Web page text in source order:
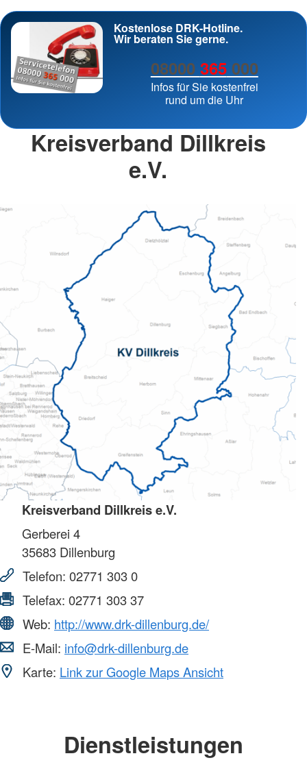
Kostenlose DRK-Hotline.
Wir beraten Sie gerne.
08000 365000
Infos für Sie kostenfrei
rund um die Uhr
Kreisverband Dillkreis
e.V.
Kreisverband Dillkreis e.V.
Gerberei 4
35683 Dillenburg
Telefon: 02771 303 0
Telefax: 02771 303 37
Web: http://www.drk-dillenburg.de/
E-Mail: info@drk-dillenburg.de
Karte: Link zur Google Maps Ansicht
Dienstleistungen